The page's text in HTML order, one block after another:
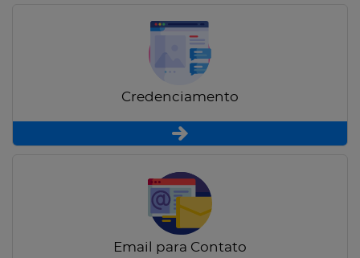
Credenciamento
Email para Contato